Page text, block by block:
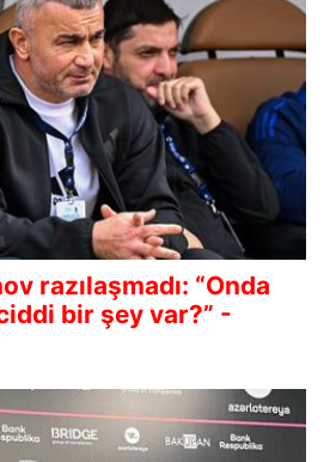
razılaşmadı: “Onda
bir şey var?” -